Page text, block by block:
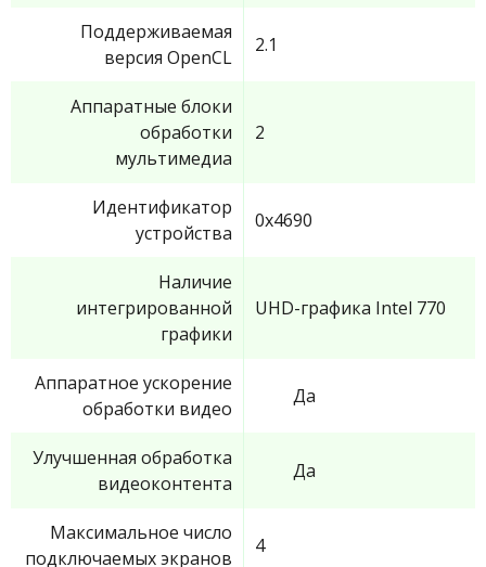
Поддерживаемая
версия OpenCL
2.1
Аппаратные блоки
обработки
мультимедиа
2
Идентификатор
устройства
0x4690
Наличие
интегрированной
графики
UHD-графика Intel 770
Аппаратное ускорение
обработки видео
Да
Улучшенная обработка
видеоконтента
Да
Максимальное число
подключаемых экранов
4